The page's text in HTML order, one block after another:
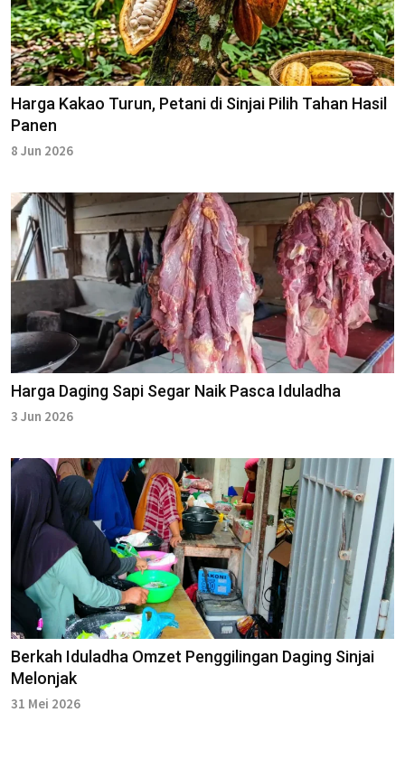
Harga Kakao Turun, Petani di Sinjai Pilih Tahan Hasil
Panen
8 Jun 2026
Harga Daging Sapi Segar Naik Pasca Iduladha
3 Jun 2026
Berkah Iduladha Omzet Penggilingan Daging Sinjai
Melonjak
31 Mei 2026